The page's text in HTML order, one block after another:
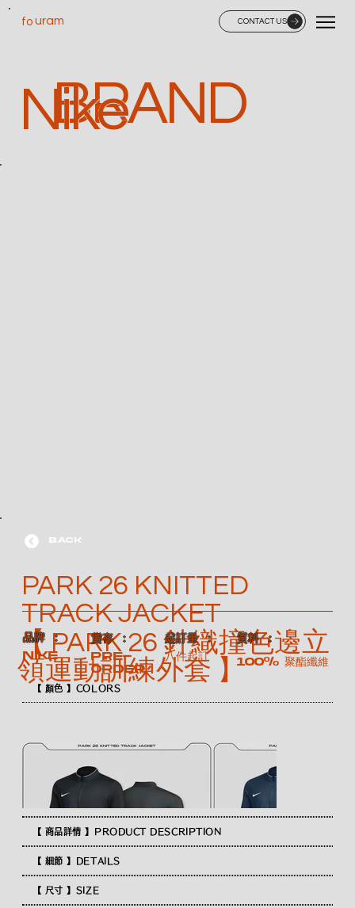
CONTACT US
uram
fo
BRAND
Nike
【 顏色 】COLORS
【 商品詳情 】PRODUCT DESCRIPTION
【 細節 】DETAILS
【 尺寸 】SIZE
BACK
PARK 26 KNITTED
TRACK JACKET
【 PARK 26 針織撞色邊立
領運動訓練外套 】
​品牌 ：
NIKE
​貨存 ：
Pre-
order
​起訂量 ：
八件起訂
​質料 ：
100% 聚酯纖維